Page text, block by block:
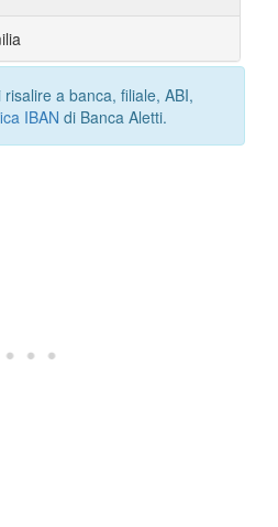
a banca, filiale, ABI,
IBAN di Banca Aletti.